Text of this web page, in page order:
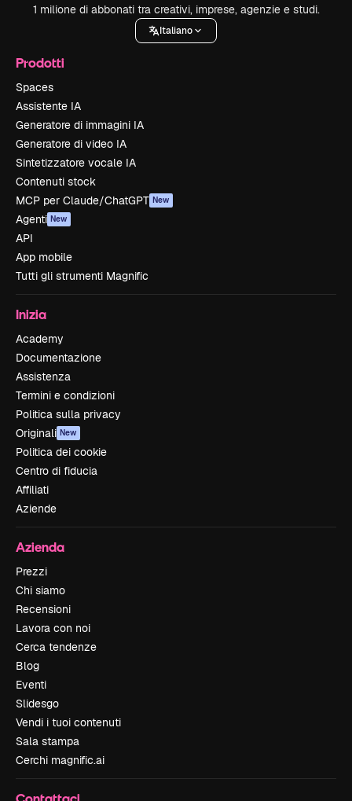
1 milione di abbonati tra creativi, imprese, agenzie e studi.
Italiano
Prodotti
Spaces
Assistente IA
Generatore di immagini IA
Generatore di video IA
Sintetizzatore vocale IA
Contenuti stock
MCP per Claude/ChatGPT New
Agenti New
API
App mobile
Tutti gli strumenti Magnific
Inizia
Academy
Documentazione
Assistenza
Termini e condizioni
Politica sulla privacy
Originali New
Politica dei cookie
Centro di fiducia
Affiliati
Aziende
Azienda
Prezzi
Chi siamo
Recensioni
Lavora con noi
Cerca tendenze
Blog
Eventi
Slidesgo
Vendi i tuoi contenuti
Sala stampa
Cerchi magnific.ai